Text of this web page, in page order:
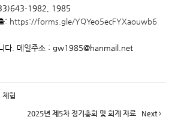
1982, 1985
: https://forms.gle/YQYeo5ecFYXaouwb6
다. 메일주소 : gw1985@hanmail.net
체험
2025년 제5차 정기총회 및 회계 자료 Next